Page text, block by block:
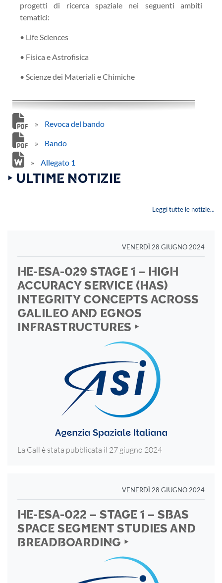
progetti di ricerca spaziale nei seguenti ambiti
tematici:
• Life Sciences
• Fisica e Astrofisica
• Scienze dei Materiali e Chimiche
» Revoca del bando
» Bando
» Allegato 1
‣ ULTIME NOTIZIE
Leggi tutte le notizie...
VENERDÌ 28 GIUGNO 2024
HE-ESA-029 STAGE 1 – HIGH
ACCURACY SERVICE (HAS)
INTEGRITY CONCEPTS ACROSS
GALILEO AND EGNOS
INFRASTRUCTURES ‣
La Call è stata pubblicata il 27 giugno 2024
VENERDÌ 28 GIUGNO 2024
HE-ESA-022 – STAGE 1 – SBAS
SPACE SEGMENT STUDIES AND
BREADBOARDING ‣